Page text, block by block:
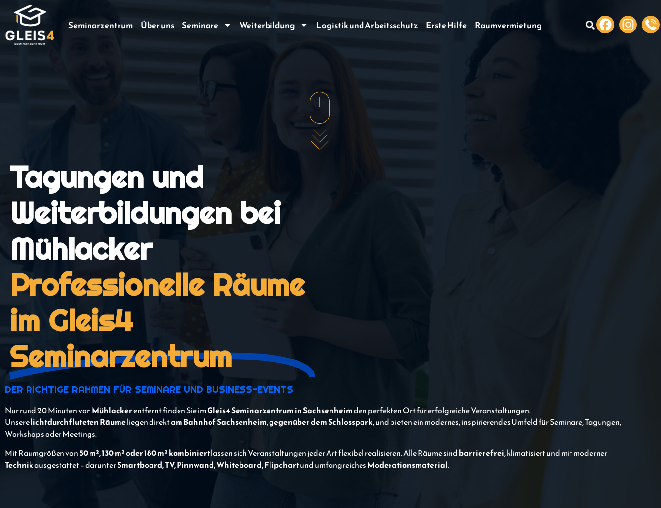
Seminarzentrum Über uns Seminare Weiterbildung Logistik und Arbeitsschutz Erste Hilfe Raumvermietung
Tagungen und
Weiterbildungen bei
Mühlacker
Professionelle Räume
im Gleis4
Seminarzentrum
DER RICHTIGE RAHMEN FÜR SEMINARE UND BUSINESS-EVENTS
Nur rund 20 Minuten vonMühlackerentfernt finden Sie imGleis4 Seminarzentrum in Sachsenheimden perfekten Ort für erfolgreiche Veranstaltungen.
Unserelichtdurchfluteten Räumeliegen direktam Bahnhof Sachsenheim,gegenüber dem Schlosspark, und bieten ein modernes, inspirierendes Umfeld für Seminare, Tagungen,
Workshops oder Meetings.
Mit Raumgrößen von50 m², 130 m² oder 180 m² kombiniertlassen sich Veranstaltungen jeder Art flexibel realisieren. Alle Räume sindbarrierefrei, klimatisiert und mit moderner
Technikausgestattet – darunterSmartboard, TV, Pinnwand, Whiteboard, Flipchartund umfangreichesModerationsmaterial.